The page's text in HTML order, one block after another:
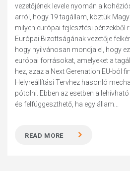
vezetőjének levele nyomán a
arról, hogy 19 tagállam, köztük
milyen európai fejlesztési pénzekből
Európai Bizottságának vezetője
hogy nyilvánosan mondja el, hogy
európai forrásokat, amelyeket a
hez, azaz a Next Gerenation EU-ból
Helyreállítási Tervhez hasonló
pótolni. Ebben az esetben a
és felfüggeszthető, ha egy állam...
READ MORE